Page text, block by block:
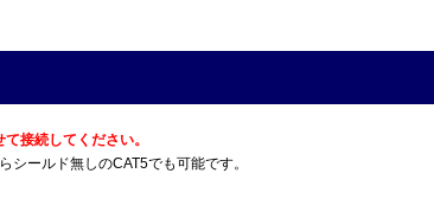
接続してください。
ールド無しのCAT5でも可能です。